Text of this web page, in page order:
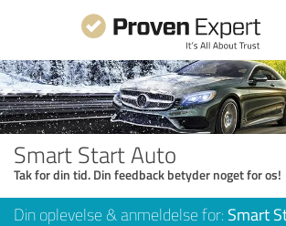
Smart Start Auto
Tak for din tid. Din feedback betyder noget for os!
Din oplevelse & anmeldelse for: Smart